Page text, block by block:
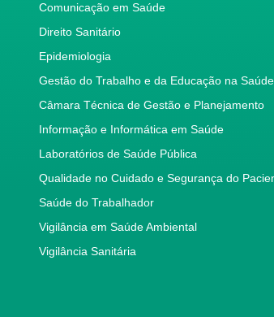
Comunicação em Saúde
Direito Sanitário
Epidemiologia
Gestão do Trabalho e da Educação na Saúde
Câmara Técnica de Gestão e Planejamento
Informação e Informática em Saúde
Laboratórios de Saúde Pública
Qualidade no Cuidado e Segurança do
Saúde do Trabalhador
Vigilância em Saúde Ambiental
Vigilância Sanitária